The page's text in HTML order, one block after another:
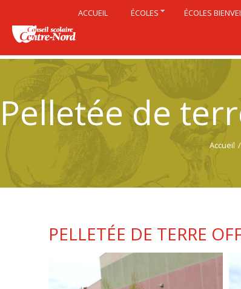
Pelletée de
Accueil /
PELLETÉE DE TERRE
ACCUEIL ÉCOLES ÉCOLES